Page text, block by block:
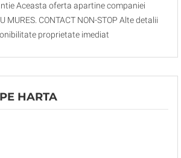
Aceasta oferta apartine companiei
MURES. CONTACT NON-STOP Alte detalii
proprietate imediat
HARTA